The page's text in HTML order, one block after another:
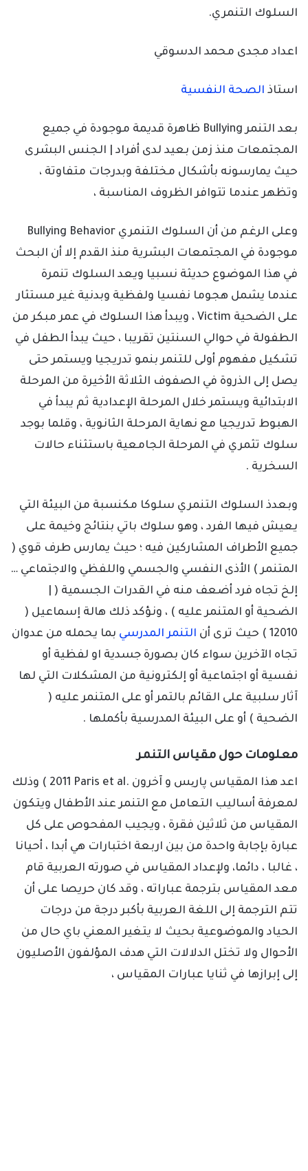
السلوك التنمري.
اعداد مجدى محمد الدسوقي
استاذ الصحة النفسية
بعد التنمرBullying ظاهرة قديمة موجودة في جميع
المجتمعات منذ زمن بعيد لدى أفراد | الجنس البشرى
حيث يمارسونه بأشكال مختلفة وبدرجات متفاوتة ،
وتظهر عندما تتوافر الظروف المناسبة ،
وعلى الرغم من أن السلوك التنمري Bullying Behavior
موجودة في المجتمعات البشرية منذ القدم إلا أن البحث
في هذا الموضوع حديثة نسبيا ويعد السلوك تنمرة
عندما يشمل هجوما نفسيا ولفظية وبدنية غير مستثار
على الضحية Victim ، ويبدأ هذا السلوك في عمر مبكر من
الطفولة في حوالي السنتين تقريبا ، حيث يبدأ الطفل في
تشكيل مفهوم أولى للتنمر بنمو تدريجيا ويستمر حتى
يصل إلى الذروة في الصفوف الثلاثة الأخيرة من المرحلة
الابتدائية ويستمر خلال المرحلة الإعدادية ثم يبدأ في
الهبوط تدريجيا مع نهاية المرحلة الثانوية ، وقلما بوجد
سلوك تثمري في المرحلة الجامعية باستثناء حالات
السخرية .
وبعدذ السلوك التنمري سلوكا مكنسبة من البيئة التي
يعيش فيها الفرد ، وهو سلوك باتي بنتائج وخيمة على
جميع الأطراف المشاركين فيه ؛ حيث يمارس طرف قوي (
المتنمر ) الأذى النفسي والجسمي واللفظي والاجتماعي …
إلخ تجاه فرد أضعف منه في القدرات الجسمية ( |
الضحية أو المتنمر عليه ) ، ونؤكد ذلك هالة إسماعيل (
12010 ) حيث ترى أن
التنمر المدرسي بما يحمله من عدوان
تجاه الآخرين سواء كان بصورة جسدية او لفظية أو
نفسية أو اجتماعية أو إلكترونية من المشكلات التي لها
آثار سلبية على القائم بالتمر أو على المتنمر عليه (
الضحية ) أو على البيئة المدرسية بأكملها .
معلومات حول مقياس التنمر
اعد هذا المقياس پاریس و آخرون .Paris et al
2011 ) وذلك
لمعرفة أساليب التعامل مع التنمر عند الأطفال ويتكون
المقياس من ثلاثين فقرة ، ويجيب المفحوص على كل
عبارة بإجابة واحدة من بين اربعة اختبارات هي أبدا ، أحيانا
، غالبا ، دائما، ولإعداد المقياس في صورته العربية قام
معد المقياس بترجمة عباراته ، وقد كان حريصا على أن
تتم الترجمة إلى اللغة العربية بأكبر درجة من درجات
الحياد والموضوعية بحيث لا يتغير المعني باي حال من
الأحوال ولا تختل الدلالات التي هدف المؤلفون الأصليون
إلى إبرازها في ثنايا عبارات المقياس ،